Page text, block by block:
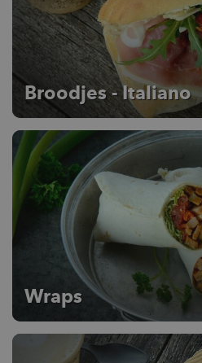
Broodjes - Italiano
Wraps